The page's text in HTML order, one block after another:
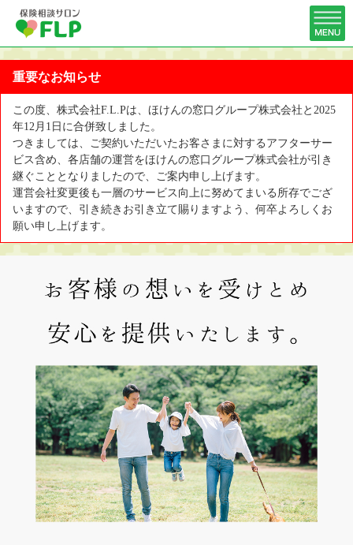
重要なお知らせ
この度、株式会社F.L.Pは、ほけんの窓口グループ株式会社と2025
年12月1日に合併致しました。
つきましては、ご契約いただいたお客さまに対するアフターサー
ビス含め、各店舗の運営をほけんの窓口グループ株式会社が引き
継ぐこととなりましたので、ご案内申し上げます。
運営会社変更後も一層のサービス向上に努めてまいる所存でござ
いますので、引き続きお引き立て賜りますよう、何卒よろしくお
願い申し上げます。